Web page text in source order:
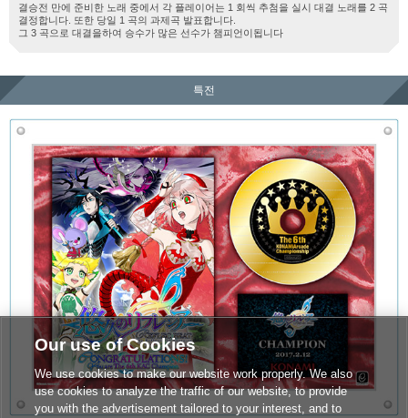
결승전 만에 준비한 노래 중에서 각 플레이어는 1 회씩 추첨을 실시 대결 노래를 2 곡
결정합니다. 또한 당일 1 곡의 과제곡 발표합니다.
그 3 곡으로 대결을하여 승수가 많은 선수가 챔피언이됩니다
특전
Our use of Cookies
We use cookies to make our website work properly. We also
use cookies to analyze the traffic of our website, to provide
you with the advertisement tailored to your interest, and to